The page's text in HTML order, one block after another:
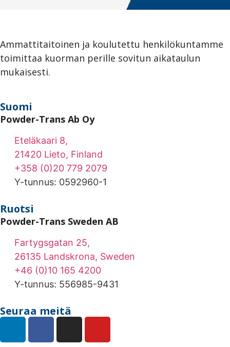
Ammattitaitoinen ja koulutettu henkilökuntamme
toimittaa kuorman perille sovitun aikataulun
mukaisesti.
Suomi
Powder-Trans Ab Oy
Eteläkaari 8,
21420 Lieto, Finland
+358 (0)20 779 2079
Y-tunnus: 0592960-1
Ruotsi
Powder-Trans Sweden AB
Fartygsgatan 25,
26135 Landskrona, Sweden
+46 (0)10 165 4200
Y-tunnus: 556985-9431
Seuraa meitä